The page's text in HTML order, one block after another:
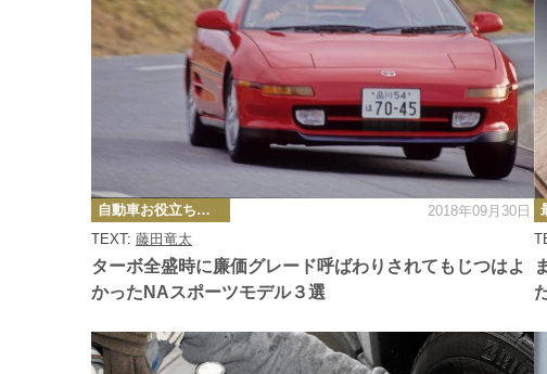
ターボ全盛時に廉価グレード呼ばわりされてもじつはよ
かったNAスポーツモデル３選
TEXT: 藤田竜太
カ
テ
ゴ
リ
ー
自動車お役立ち情報 2018年09月30日 カ
テ
ゴ
リ
ー